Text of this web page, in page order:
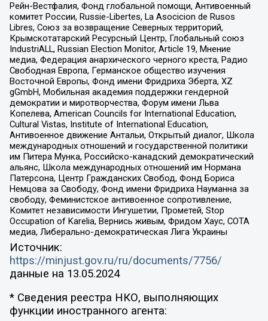
Рейн-Вестфалия, Фонд глобальной помощи, Антивоенный
комитет России, Russie-Libertes, La Asocicion de Rusos
Libres, Союз за возвращение Северных территорий,
Крымскотатарский Ресурсный Центр, Глобальный союз
IndustriALL, Russian Election Monitor, Article 19, Мнение
медиа, Федерация анархического черного креста, Радио
Свободная Европа, Германское общество изучения
Восточной Европы, Фонд имени Фридриха Эберта, XZ
gGmbH, Мобильная академия поддержки гендерной
демократии и миротворчества, Форум имени Льва
Копелева, American Councils for International Education,
Cultural Vistas, Institute of International Education,
Антивоенное движение Антальи, Открытый диалог, Школа
международных отношений и государственной политики
им Питера Мунка, Российско-канадский демократический
альянс, Школа международных отношений им Нормана
Патерсона, Центр Гражданских Свобод, Фонд Бориса
Немцова за Свободу, Фонд имени Фридриха Науманна за
свободу, Феминистское антивоенное сопротивление,
Комитет независимости Ингушетии, Прометей, Stop
Occupation of Karelia, Вернись живым, Фридом Хаус, СОТА
медиа, Либерально-демократическая Лига Украины
Источник:
https://minjust.gov.ru/ru/documents/7756/
данные на 13.05.2024
* Сведения реестра НКО, выполняющих
функции иностранного агента: